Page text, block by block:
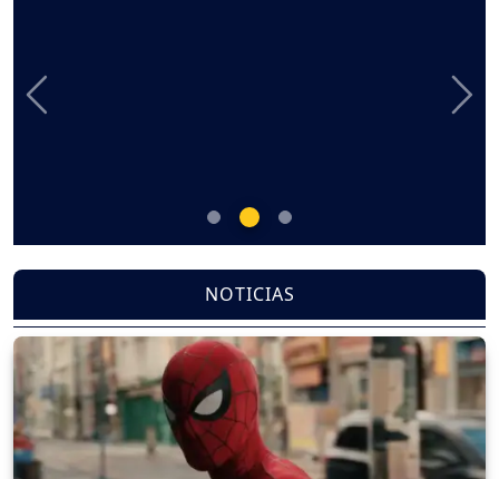
Previous Next
NOTICIAS